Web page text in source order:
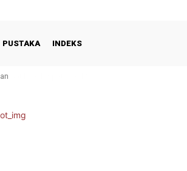
PUSTAKA INDEKS